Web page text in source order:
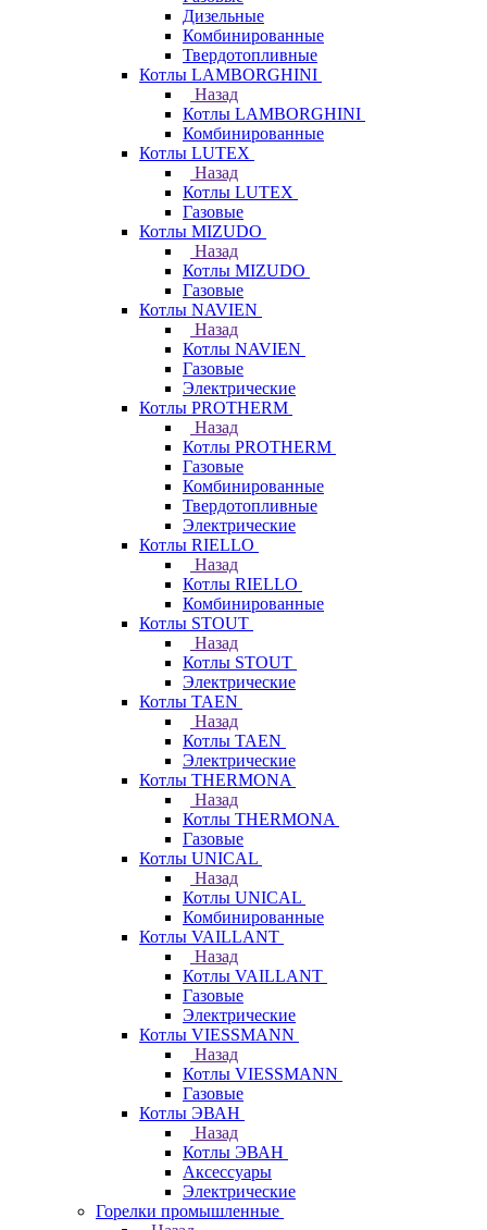
Дизельные
Комбинированные
Твердотопливные
Котлы LAMBORGHINI
Назад
Котлы LAMBORGHINI
Комбинированные
Котлы LUTEX
Назад
Котлы LUTEX
Газовые
Котлы MIZUDO
Назад
Котлы MIZUDO
Газовые
Котлы NAVIEN
Назад
Котлы NAVIEN
Газовые
Электрические
Котлы PROTHERM
Назад
Котлы PROTHERM
Газовые
Комбинированные
Твердотопливные
Электрические
Котлы RIELLO
Назад
Котлы RIELLO
Комбинированные
Котлы STOUT
Назад
Котлы STOUT
Электрические
Котлы TAEN
Назад
Котлы TAEN
Электрические
Котлы THERMONA
Назад
Котлы THERMONA
Газовые
Котлы UNICAL
Назад
Котлы UNICAL
Комбинированные
Котлы VAILLANT
Назад
Котлы VAILLANT
Газовые
Электрические
Котлы VIESSMANN
Назад
Котлы VIESSMANN
Газовые
Котлы ЭВАН
Назад
Котлы ЭВАН
Аксессуары
Электрические
Горелки промышленные